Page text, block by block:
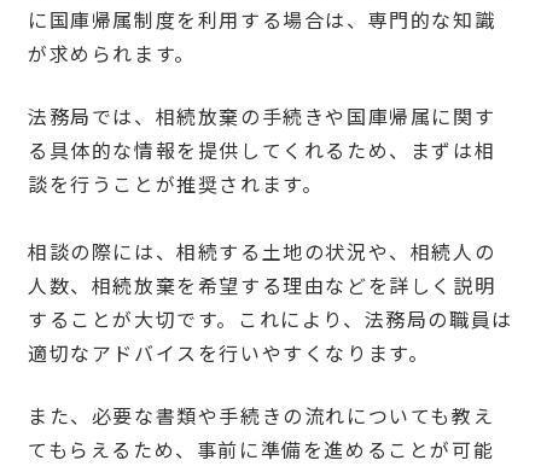
に国庫帰属制度を利用する場合は、専門的な知識
が求められます。
法務局では、相続放棄の手続きや国庫帰属に関す
る具体的な情報を提供してくれるため、まずは相
談を行うことが推奨されます。
相談の際には、相続する土地の状況や、相続人の
人数、相続放棄を希望する理由などを詳しく説明
することが大切です。これにより、法務局の職員は
適切なアドバイスを行いやすくなります。
また、必要な書類や手続きの流れについても教え
てもらえるため、事前に準備を進めることが可能